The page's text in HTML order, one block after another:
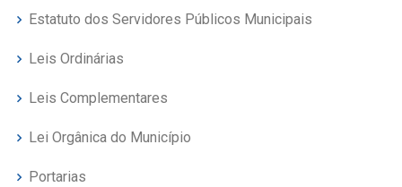
Estatuto dos Servidores Públicos Municipais
Leis Ordinárias
Leis Complementares
Lei Orgânica do Município
Portarias